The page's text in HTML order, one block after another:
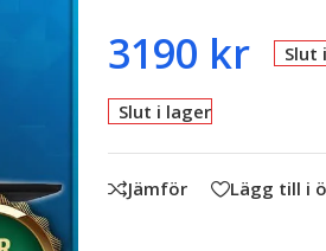
3190 kr Slut
Slut i lager
Jämför Lägg till i